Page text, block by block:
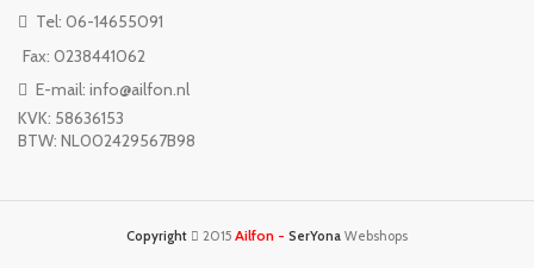
Tel: 06-14655091
Fax: 0238441062
E-mail: info@ailfon.nl
KVK: 58636153
BTW: NL002429567B98
Copyright 2015 Ailfon - SerYona Webshops